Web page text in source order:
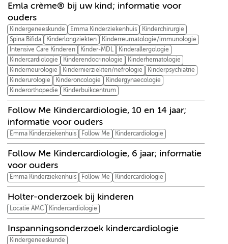
Emla crème® bij uw kind; informatie voor
ouders
Kindergeneeskunde Emma Kinderziekenhuis
Kinderchirurgie
Spina Bifida
Kinderlongziekten
Kinderreumatologie/immunologie
Intensive Care Kinderen
Kinder-MDL
Kinderallergologie
Kindercardiologie
Kinderendocrinologie
Kinderhematologie
Kinderneurologie
Kindernierziekten/nefrologie
Kinderpsychiatrie
Kinderurologie
Kinderoncologie
Kindergynaecologie
Kinderorthopedie
Kinderbuikcentrum
Follow Me Kindercardiologie, 10 en 14 jaar;
informatie voor ouders
Emma Kinderziekenhuis Follow Me Kindercardiologie
Follow Me Kindercardiologie, 6 jaar; informatie
voor ouders
Emma Kinderziekenhuis Follow Me Kindercardiologie
Holter-onderzoek bij kinderen
Locatie AMC Kindercardiologie
Inspanningsonderzoek kindercardiologie
Kindergeneeskunde